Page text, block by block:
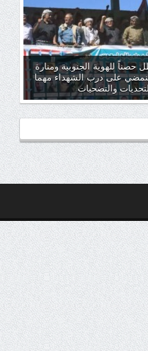
حصناً للهوية الجنوبية ومنارة
على درب الشهداء مهما
والتضحيات